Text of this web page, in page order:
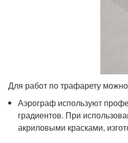
Для работ по трафарету
Аэрограф используют
градиентов. При
акриловыми красками,